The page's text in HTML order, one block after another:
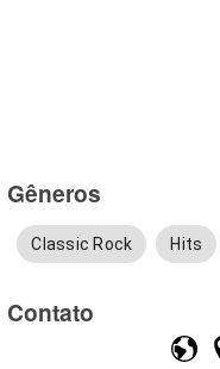
Gêneros
Classic Rock Hits
Contato